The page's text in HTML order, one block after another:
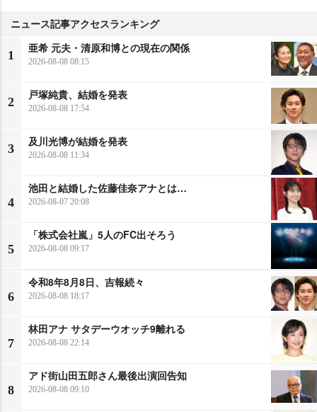
ニュース記事アクセスランキング
1
亜希 元夫・清原和博との現在の関係
2026-08-08 08:15
2
戸塚純貴、結婚を発表
2026-08-08 17:54
3
及川光博が結婚を発表
2026-08-08 11:34
4
池田と結婚した佐藤佳奈アナとは…
2026-08-07 20:08
5
「株式会社嵐」5人のFC出そろう
2026-08-08 09:17
6
令和8年8月8日、吉報続々
2026-08-08 18:17
7
林田アナ サタデーウオッチ9離れる
2026-08-08 22:14
8
アド街山田五郎さん最後出演回告知
2026-08-08 09:10